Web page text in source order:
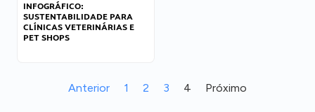
INFOGRÁFICO:
SUSTENTABILIDADE PARA
CLÍNICAS VETERINÁRIAS E
PET SHOPS
Anterior 1 2 3 4 Próximo